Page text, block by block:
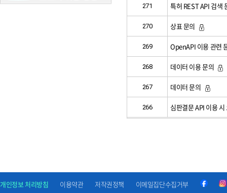
271 특허 REST API 검색
270 상표 문의
269 OpenAPI 이용 관련
268 데이터 이용 문의
267 데이터 문의
266 심판결문 API 이용
개인정보 처리방침 이용약관 저작권정책 이메일집단수집거부